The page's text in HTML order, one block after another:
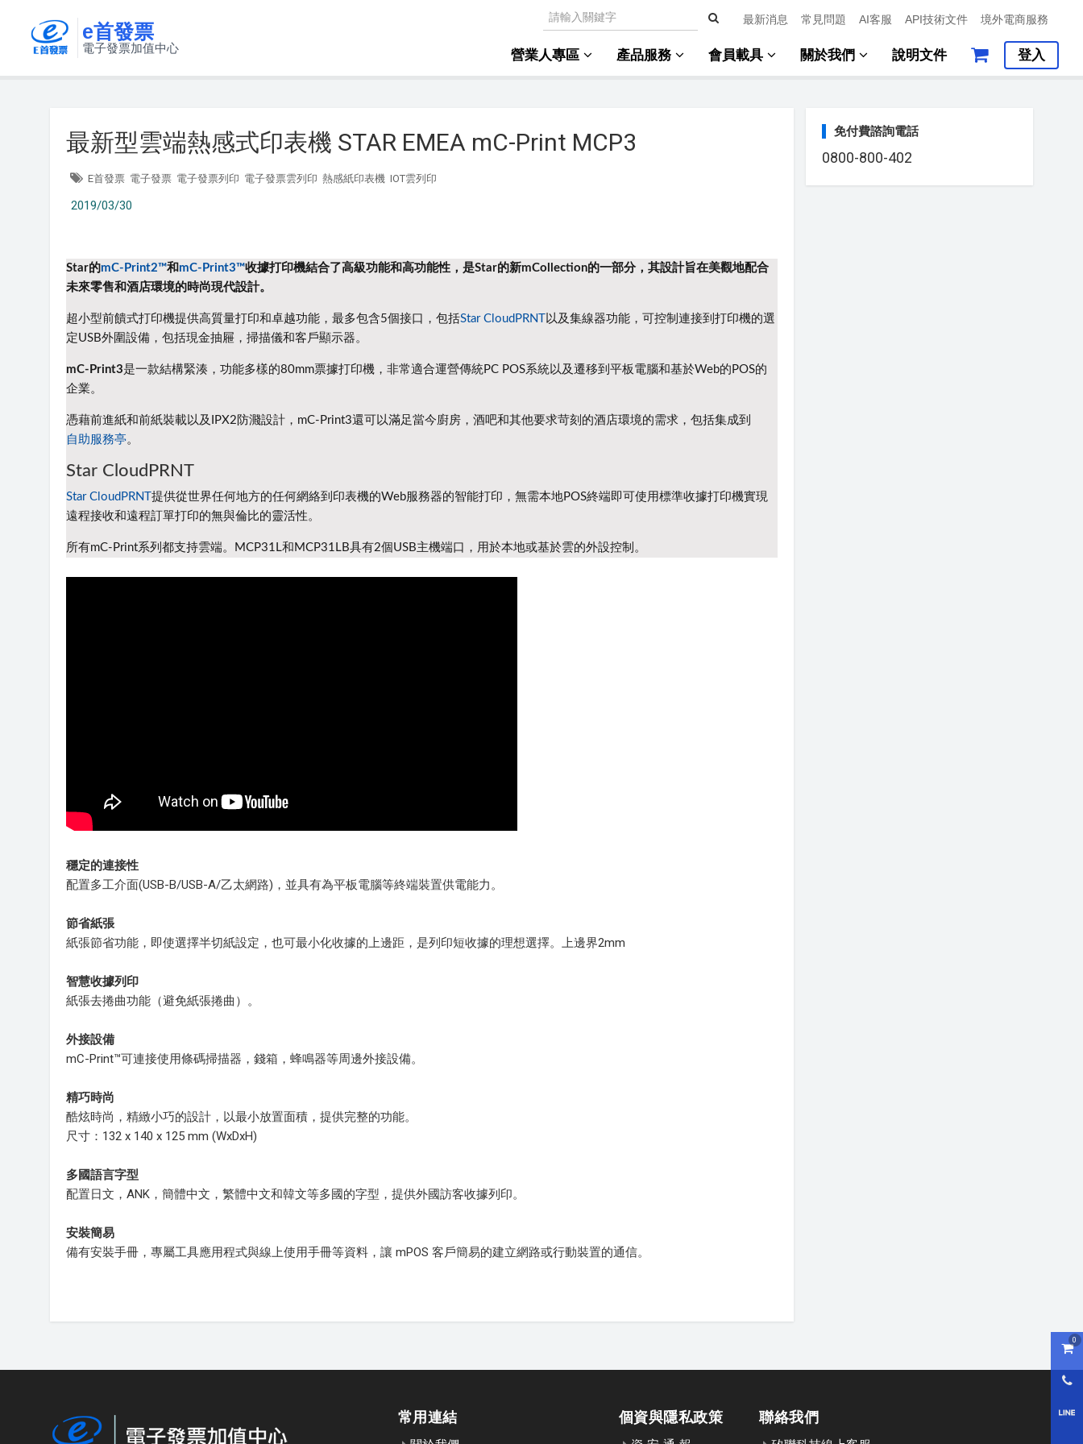
購
0
e首發票
電子發票加值中心
最新消息 常見問題 AI客服 API技術文件 境外電商服務
營業人專區 產品服務 會員載具 關於我們 說明文件 登入
最新型雲端熱感式印表機 STAR EMEA mC-Print MCP3
E首發票 電子發票 電子發票列印 電子發票雲列印 熱感紙印表機 IOT雲列印
2019/03/30
Star的 mC-Print2™和 mC-Print3™收據打印機結合了高級功能和高功能性， 是Star的新mCollection的一部分，其設計旨在美觀地配合
未來零售和酒店環境的時尚現代設計。
超小型前饋式打印機提供高質量打印和卓越功能，最多包含5個接口，包括Star CloudPRNT
以及集線器功能，可控制連接到打印機的選
定USB外圍設備，包括現金抽屜，掃描儀和客戶顯示器。
mC-Print3是一款結構緊湊，功能多樣的80mm票據打印機，非常適合運營傳統PC POS系統以及遷移到平板電腦和基於Web的POS的
企業。
憑藉前進紙和前紙裝載以及IPX2防濺設計，mC-Print3還可以滿足當今廚房，酒吧和其他要求苛刻的酒店環境的需求，包括集成到
自助服務亭。
Star CloudPRNT
Star CloudPRNT 提供從世界任何地方的任何網絡到印表機的Web服務器的智能打印，無需本地POS終端即可使用標準收據打印機實現
遠程接收和遠程訂單打印的無與倫比的靈活性。
所有mC-Print系列都支持雲端。 MCP31L和MCP31LB具有2個USB主機端口，用於本地或基於雲的外設控制。
穩定的連接性
配置多工介面(USB-B/USB-A/乙太網路)，並具有為平板電腦等終端裝置供電能力。
節省紙張
紙張節省功能，即使選擇半切紙設定，也可最小化收據的上邊距，是列印短收據的理想選擇。上邊界2mm
智慧收據列印
紙張去捲曲功能（避免紙張捲曲）。
外接設備
mC-Print™可連接使用條碼掃描器，錢箱，蜂鳴器等周邊外接設備。
精巧時尚
酷炫時尚，精緻小巧的設計，以最小放置面積，提供完整的功能。
尺寸：132 x 140 x 125 mm (WxDxH)
多國語言字型
配置日文，ANK，簡體中文，繁體中文和韓文等多國的字型，提供外國訪客收據列印。
安裝簡易
備有安裝手冊，專屬工具應用程式與線上使用手冊等資料，讓 mPOS 客戶簡易的建立網路或行動裝置的通信。
免付費諮詢電話
0800-800-402
常用連結 個資與隱私政策 聯絡我們